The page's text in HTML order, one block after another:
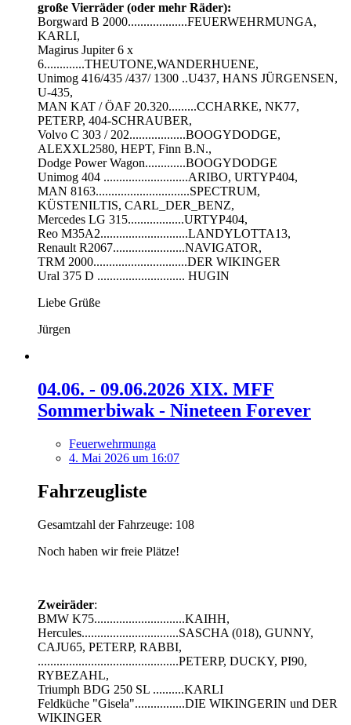
große Vierräder (oder mehr Räder):
Borgward B 2000...................FEUERWEHRMUNGA,
KARLI,
Magirus Jupiter 6 x
6.............THEUTONE,WANDERHUENE,
Unimog 416/435 /437/ 1300 ..U437, HANS JÜRGENSEN,
U-435,
MAN KAT / ÖAF 20.320.........CCHARKE, NK77,
PETERP, 404-SCHRAUBER,
Volvo C 303 / 202..................BOOGYDODGE,
ALEXXL2580, HEPT, Finn B.N.,
Dodge Power Wagon.............BOOGYDODGE
Unimog 404 ...........................ARIBO, URTYP404,
MAN 8163..............................SPECTRUM,
KÜSTENILTIS, CARL_DER_BENZ,
Mercedes LG 315..................URTYP404,
Reo M35A2............................LANDYLOTTA13,
Renault R2067.......................NAVIGATOR,
TRM 2000..............................DER WIKINGER
Ural 375 D ............................ HUGIN
Liebe Grüße
Jürgen
04.06. - 09.06.2026 XIX. MFF
Sommerbiwak - Nineteen Forever
Feuerwehrmunga
4. Mai 2026 um 16:07
Fahrzeugliste
Gesamtzahl der Fahrzeuge: 108
Noch haben wir freie Plätze!
Zweiräder:
BMW K75.............................KAIHH,
Hercules...............................SASCHA (018), GUNNY,
CAJU65, PETERP, RABBI,
.............................................PETERP, DUCKY, PI90,
RYBEZAHL,
Triumph BDG 250 SL ..........KARLI
Feldküche "Gisela"................DIE WIKINGERIN und DER
WIKINGER